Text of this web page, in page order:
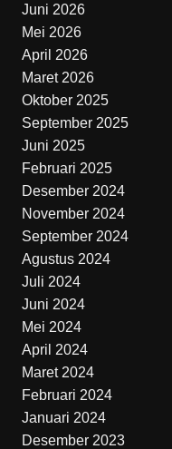
Juni 2026
Mei 2026
April 2026
Maret 2026
Oktober 2025
September 2025
Juni 2025
Februari 2025
Desember 2024
November 2024
September 2024
Agustus 2024
Juli 2024
Juni 2024
Mei 2024
April 2024
Maret 2024
Februari 2024
Januari 2024
Desember 2023